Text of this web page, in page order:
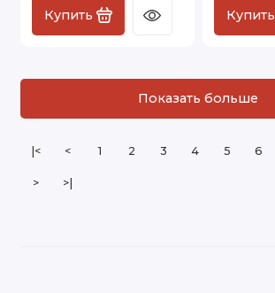
Купить Купить
|< < 1 2 3 4 5 6
> >|
Показать больше